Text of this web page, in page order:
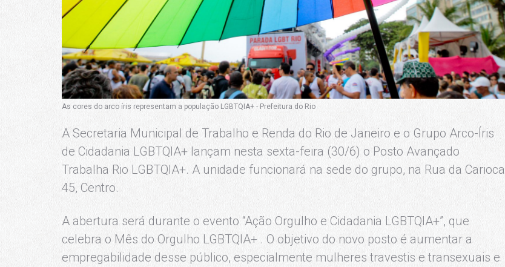
As cores do arco íris representam a população LGBTQIA+ - Prefeitura do Rio
A Secretaria Municipal de Trabalho e Renda do Rio de Janeiro e o Grupo Arco-Íris
de Cidadania LGBTQIA+ lançam nesta sexta-feira (30/6) o Posto Avançado
Trabalha Rio LGBTQIA+. A unidade funcionará na sede do grupo, na Rua da Carioca
45, Centro.
A abertura será durante o evento “Ação Orgulho e Cidadania LGBTQIA+”, que
celebra o Mês do Orgulho LGBTQIA+ . O objetivo do novo posto é aumentar a
empregabilidade desse público, especialmente mulheres travestis e transexuais e